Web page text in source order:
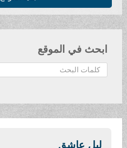
ابحث في الموقع
ح
ث
ليل عاشق